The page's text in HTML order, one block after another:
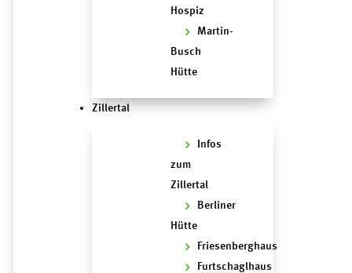
Hospiz
Martin-
Busch
Hütte
Zillertal
Infos
zum
Zillertal
Berliner
Hütte
Friesenberghaus
Furtschaglhaus